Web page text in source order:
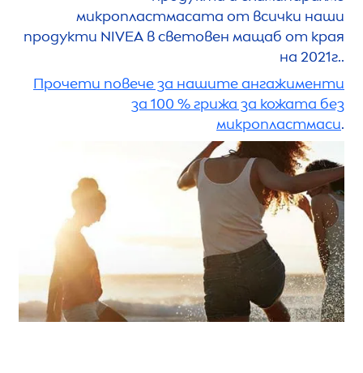
микропластмасата от всички наши
продукти NIVEA в световен мащаб от края
на 2021г..
Прочети повече за нашите ангажименти
за 100 % грижа за кожата без
микропластмаси.